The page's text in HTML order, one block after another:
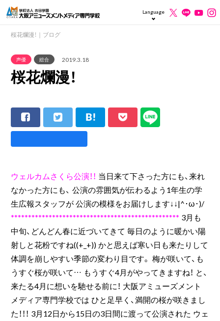
Language
桜花爛漫！｜ブログ
声優 総合 2019.3.18
桜花爛漫！
ウェルカムさくら公演！！ 当日来て下さった方にも、来れ
なかった方にも、 公演の雰囲気が伝わるよう1年生の学
生広報スタッフが 公演の模様をお届けします↓↓|^･ω･)/
************************************************* 3月も
中旬、どんどん春に近づいてきて 毎日のように暖かい陽
射しと花粉ですね((+_+)) かと思えば寒い日も来たりして
体調を崩しやすい季節の変わり目です。 梅が咲いて、も
うすぐ桜が咲いて… もうすぐ4月がやってきますね！ と、
来たる4月に想いを馳せる前に！ 大阪アミューズメント
メディア専門学校では ひと足早く、満開の桜が咲きまし
た！！！ 3月12日から15日の3日間に渡って公演された ウェ